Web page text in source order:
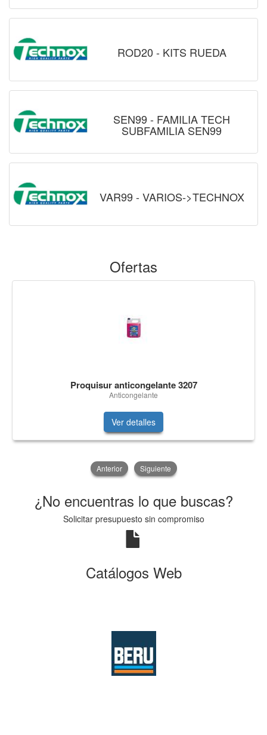
ROD20 - KITS RUEDA
SEN99 - FAMILIA TECH
SUBFAMILIA SEN99
VAR99 - VARIOS->TECHNOX
Ofertas
Proquisur anticongelante 3207
Anticongelante
Ver detalles
Anterior Siguiente
¿No encuentras lo que buscas?
Solicitar presupuesto sin compromiso
Catálogos Web